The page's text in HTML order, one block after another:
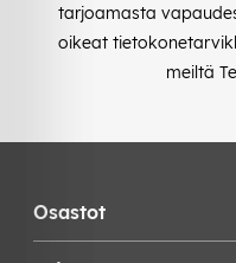
tarjoamasta
oikeat
meiltä
Osastot